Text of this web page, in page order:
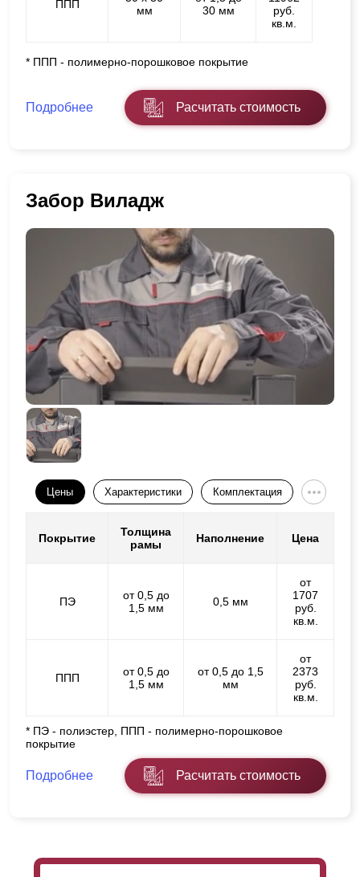
ППП
мм
30 мм
руб.
кв.м.
* ППП - полимерно-порошковое покрытие
Подробнее Расчитать стоимость
Забор Виладж
Цены Характеристики Комплектация
Покрытие
Толщина
рамы
Наполнение Цена
ПЭ
от 0,5 до
1,5 мм
0,5 мм
от
1707
руб.
кв.м.
ППП
от 0,5 до
1,5 мм
от 0,5 до 1,5
мм
от
2373
руб.
кв.м.
* ПЭ - полиэстер, ППП - полимерно-порошковое
покрытие
Подробнее Расчитать стоимость